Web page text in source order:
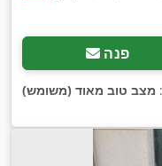
פנה
מצב טוב מאוד (משומש)